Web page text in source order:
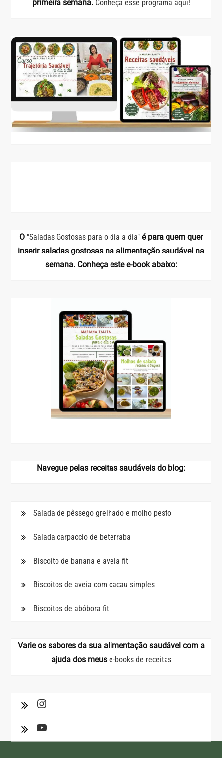
primeira semana. Conheça esse programa aqui!
O "Saladas Gostosas para o dia a dia" é para quem quer
inserir saladas gostosas na alimentação saudável na
semana. Conheça este e-book abaixo:
Navegue pelas receitas saudáveis do blog:
Salada de pêssego grelhado e molho pesto
Salada carpaccio de beterraba
Biscoito de banana e aveia fit
Biscoitos de aveia com cacau simples
Biscoitos de abóbora fit
Varie os sabores da sua alimentação saudável com a
ajuda dos meus e-books de receitas